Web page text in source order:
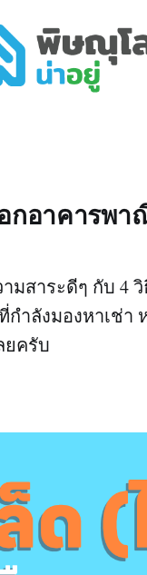
กอาคารพ
มสาระดีๆ กับ 4
ำลังมองหาเช่า
ยครับ